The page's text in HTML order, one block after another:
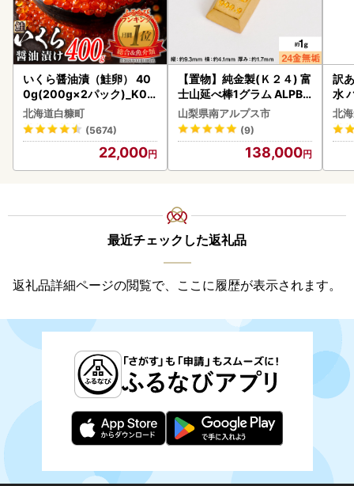
いくら醤油漬（鮭卵） 40
0g(200g×2パック)_K02
2-1676
北海道白糠町
(5674)
22,000
【置物】純金製(Ｋ２４) 富
士山延べ棒1グラム ALPBK
180
山梨県南アルプス市
(9)
138,000
訳
水
ク
付
海
取
北
最近チェックした返礼品
返礼品詳細ページの閲覧で、ここに履歴が表示されます。